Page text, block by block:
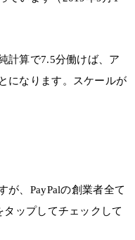
計算で7.5分働けば、ア
になります。スケールが
が、PayPalの創業者全て
ップしてチェックして